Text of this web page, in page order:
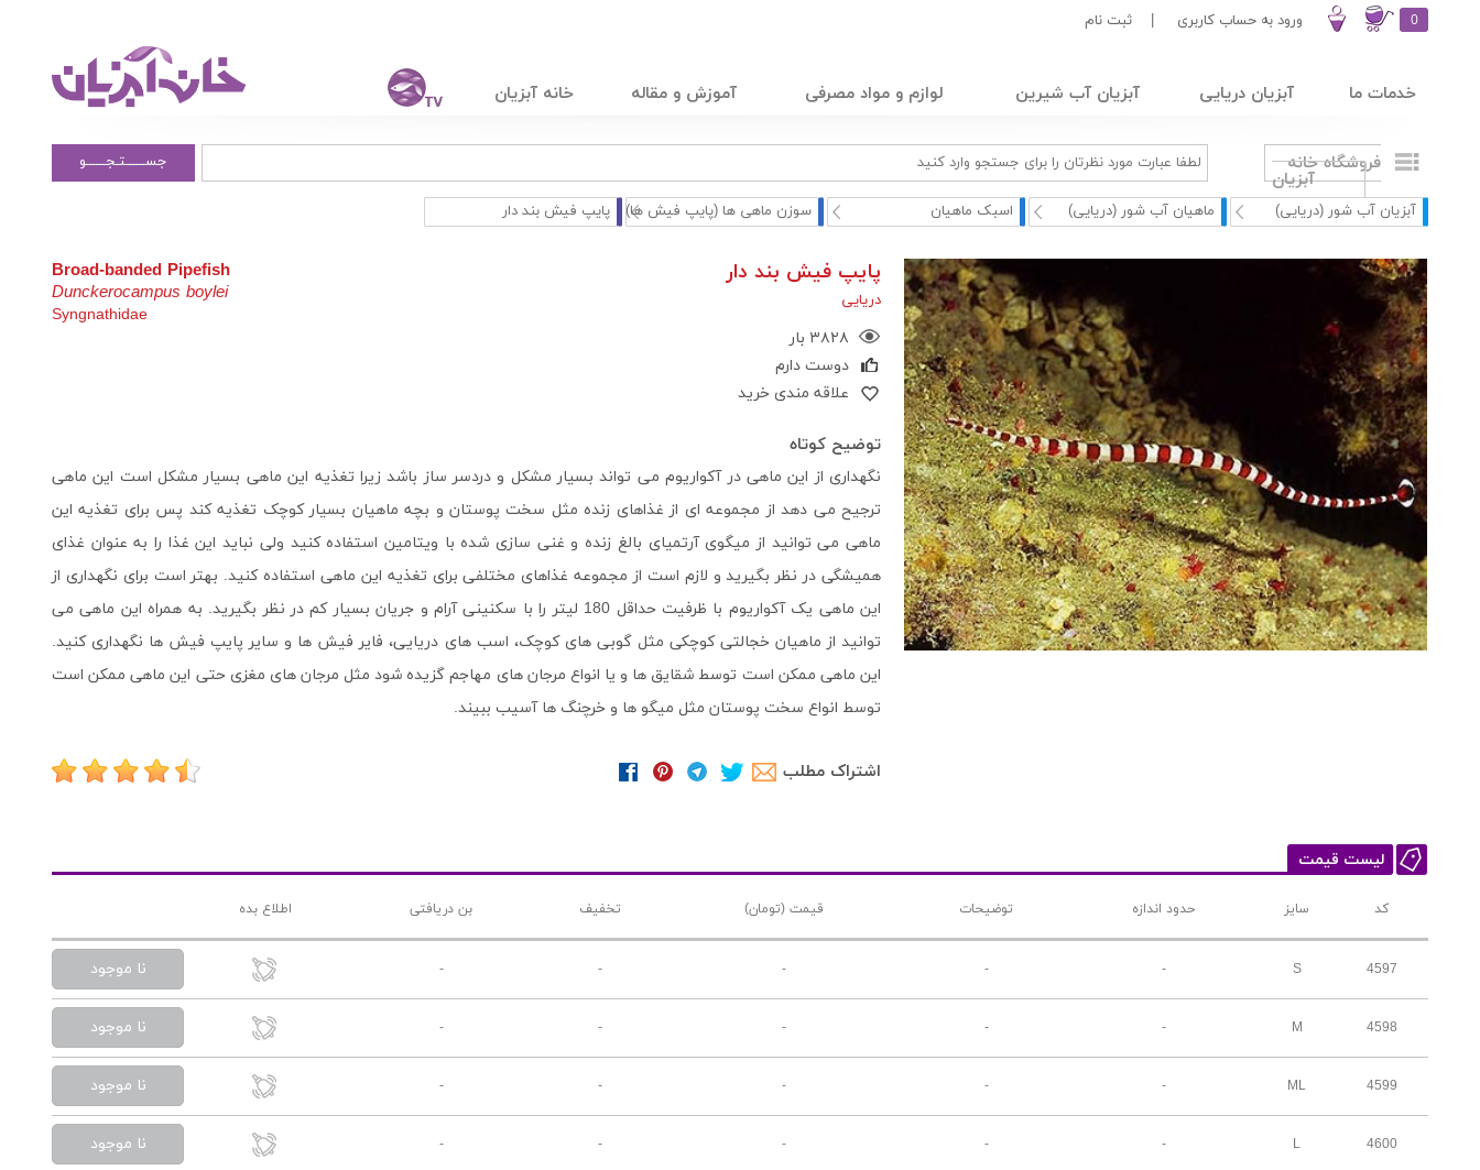
0 ورود به حساب کاربری ثبت نام
خدمات ما آبزیان دریایی آبزیان آب شیرین لوازم و مواد مصرفی آموزش و مقاله خانه آبزیان
فروشگاه خانه
آبزیان
جســــــتـجــــــو
آبزیان آب شور (دریایی) ماهیان آب شور (دریایی) اسبک ماهیان سوزن ماهی ها (پایپ فیش ها) پایپ فیش بند دار
پایپ فیش بند دار
دریایی
۳۸۲۸ بار
دوست دارم
علاقه مندی خرید
Broad-banded Pipefish
Dunckerocampus boylei
Syngnathidae
توضیح کوتاه
نگهداری از این ماهی در آکواریوم می تواند بسیار مشکل و دردسر ساز باشد زیرا تغذیه این ماهی بسیار مشکل است این ماهی
ترجیح می دهد از مجموعه ای از غذاهای زنده مثل سخت پوستان و بچه ماهیان بسیار کوچک تغذیه کند پس برای تغذیه این
ماهی می توانید از میگوی آرتمیای بالغ زنده و غنی سازی شده با ویتامین استفاده کنید ولی نباید این غذا را به عنوان غذای
همیشگی در نظر بگیرید و لازم است از مجموعه غذاهای مختلفی برای تغذیه این ماهی استفاده کنید. بهتر است برای نگهداری از
این ماهی یک آکواریوم با ظرفیت حداقل 180 لیتر را با سکنینی آرام و جریان بسیار کم در نظر بگیرید. به همراه این ماهی می
توانید از ماهیان خجالتی کوچکی مثل گوبی های کوچک، اسب های دریایی، فایر فیش ها و سایر پایپ فیش ها نگهداری کنید.
این ماهی ممکن است توسط شقایق ها و یا انواع مرجان های مهاجم گزیده شود مثل مرجان های مغزی حتی این ماهی ممکن است
توسط انواع سخت پوستان مثل میگو ها و خرچنگ ها آسیب ببیند.
اشتراک مطلب
لیست قیمت
کد سایز حدود اندازه توضیحات قیمت (تومان) تخفیف بن دریافتی اطلاع بده
4597
S
-
-
-
-
- نا موجود
4598
M
-
-
-
-
- نا موجود
4599
ML
-
-
-
-
- نا موجود
4600
L
-
-
-
-
- نا موجود